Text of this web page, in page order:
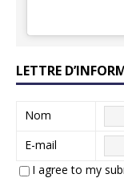
LETTRE
Nom
E-mail
I agree to my